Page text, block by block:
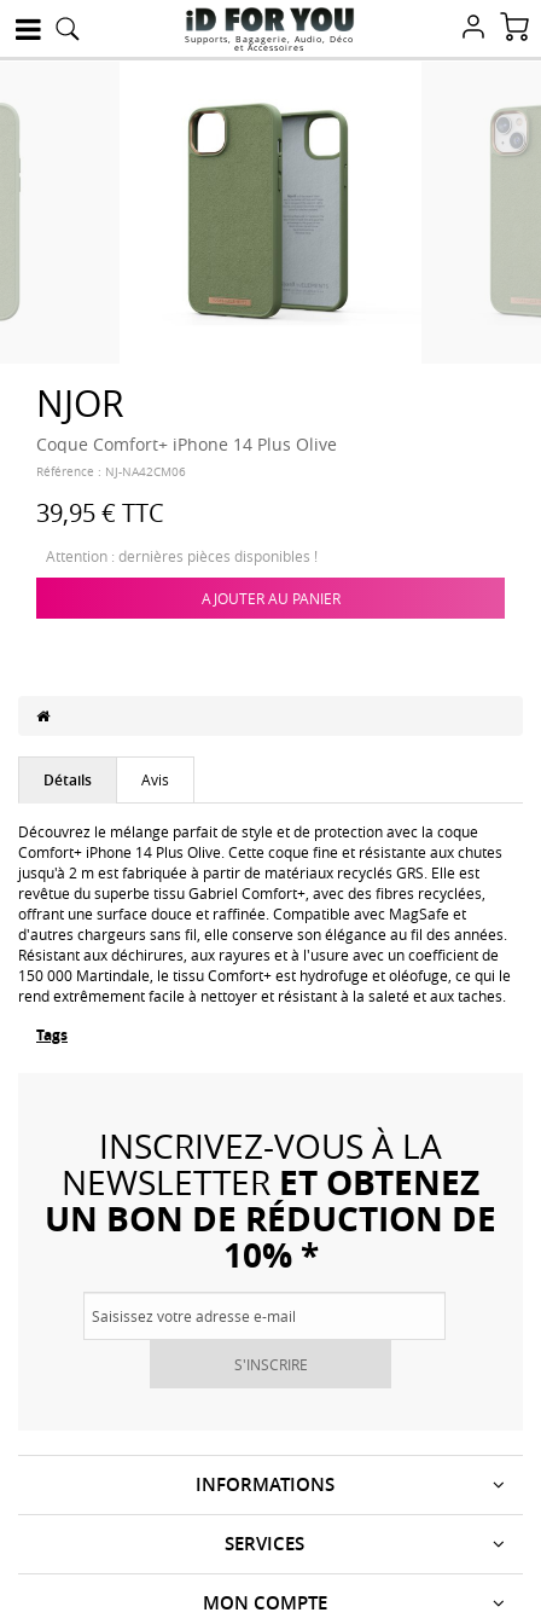
Supports, Bagagerie, Audio, Déco
et Accessoires
NJOR
Coque Comfort+ iPhone 14 Plus Olive
Référence : NJ-NA42CM06
39,95 € TTC
Attention : dernières pièces disponibles !
AJOUTER AU PANIER
Détails Avis
Découvrez le mélange parfait de style et de protection avec la coque
Comfort+ iPhone 14 Plus Olive. Cette coque fine et résistante aux chutes
jusqu'à 2 m est fabriquée à partir de matériaux recyclés GRS. Elle est
revêtue du superbe tissu Gabriel Comfort+, avec des fibres recyclées,
offrant une surface douce et raffinée. Compatible avec MagSafe et
d'autres chargeurs sans fil, elle conserve son élégance au fil des années.
Résistant aux déchirures, aux rayures et à l'usure avec un coefficient de
150 000 Martindale, le tissu Comfort+ est hydrofuge et oléofuge, ce qui le
rend extrêmement facile à nettoyer et résistant à la saleté et aux taches.
Tags
INSCRIVEZ-VOUS À LA
NEWSLETTER ET OBTENEZ
UN BON DE RÉDUCTION DE
10% *
S'INSCRIRE
INFORMATIONS
SERVICES
MON COMPTE